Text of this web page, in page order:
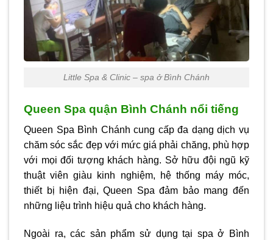
Little Spa & Clinic – spa ở Bình Chánh
Queen Spa quận Bình Chánh nổi tiếng
Queen Spa Bình Chánh cung cấp đa dạng dịch vụ
chăm sóc sắc đẹp với mức giá phải chăng, phù hợp
với mọi đối tượng khách hàng. Sở hữu đội ngũ kỹ
thuật viên giàu kinh nghiệm, hệ thống máy móc,
thiết bị hiện đại, Queen Spa đảm bảo mang đến
những liệu trình hiệu quả cho khách hàng.
Ngoài ra, các sản phẩm sử dụng tại spa ở Bình